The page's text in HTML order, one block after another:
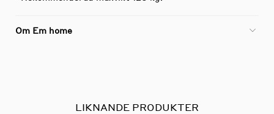
Om Em home
LIKNANDE PRODUKTER